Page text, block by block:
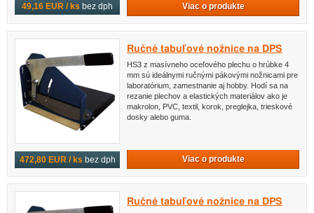
49,16 EUR / ks bez dph Viac o produkte
472,80 EUR / ks bez dph
Ručné tabuľové nožnice na DPS
HS3 z masívneho oceľového plechu o hrúbke 4
mm sú ideálnymi ručnými pákovými nožnicami pre
laboratórium, zamestnanie aj hobby. Hodí sa na
rezanie plechov a elastických materiálov ako je
makrolon, PVC, textil, korok, preglejka, trieskové
dosky alebo guma.
Viac o produkte
Ručné tabuľové nožnice na DPS